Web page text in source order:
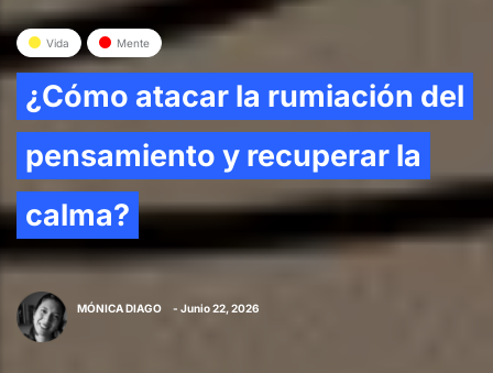
Vida Mente
¿Cómo atacar la rumiación del
pensamiento y recuperar la
calma?
MÓNICA DIAGO - Junio 22, 2026